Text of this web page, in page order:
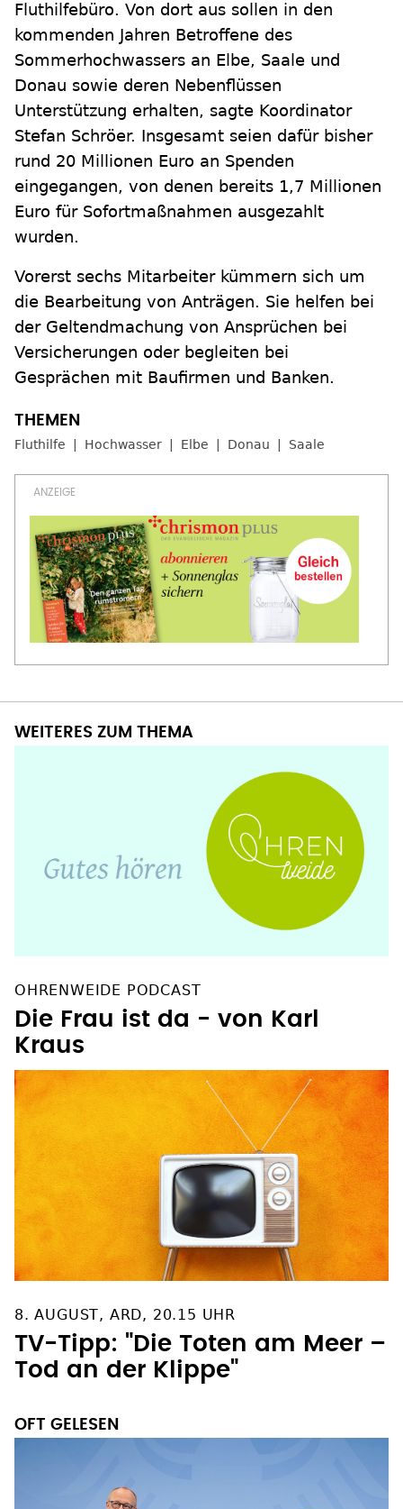
Fluthilfebüro. Von dort aus sollen in den
kommenden Jahren Betroffene des
Sommerhochwassers an Elbe, Saale und
Donau sowie deren Nebenflüssen
Unterstützung erhalten, sagte Koordinator
Stefan Schröer. Insgesamt seien dafür bisher
rund 20 Millionen Euro an Spenden
eingegangen, von denen bereits 1,7 Millionen
Euro für Sofortmaßnahmen ausgezahlt
wurden.
Vorerst sechs Mitarbeiter kümmern sich um
die Bearbeitung von Anträgen. Sie helfen bei
der Geltendmachung von Ansprüchen bei
Versicherungen oder begleiten bei
Gesprächen mit Baufirmen und Banken.
Fluthilfe Hochwasser Elbe Donau Saale
WEITERES ZUM THEMA
OHRENWEIDE PODCAST
Die Frau ist da - von Karl
Kraus
8. AUGUST, ARD, 20.15 UHR
TV-Tipp: "Die Toten am Meer –
Tod an der Klippe"
OFT GELESEN